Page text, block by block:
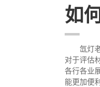
如
氙灯老
对于评估
各行各业
能更加便利